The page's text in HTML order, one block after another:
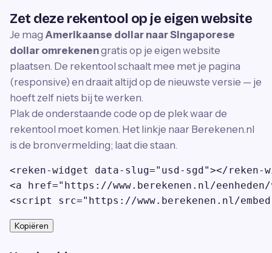
Zet deze rekentool op je eigen website
Je mag Amerikaanse dollar naar Singaporese
dollar omrekenengratis op je eigen website
plaatsen. De rekentool schaalt mee met je pagina
(responsive) en draait altijd op de nieuwste versie — je
hoeft zelf niets bij te werken.
Plak de onderstaande code op de plek waar de
rekentool moet komen. Het linkje naar Berekenen.nl
is de bronvermelding; laat die staan.
<reken-widget data-slug="usd-sgd"></reken-
<a href="https://www.berekenen.nl/
<script src="https://www.berekenen.nl/
Kopiëren